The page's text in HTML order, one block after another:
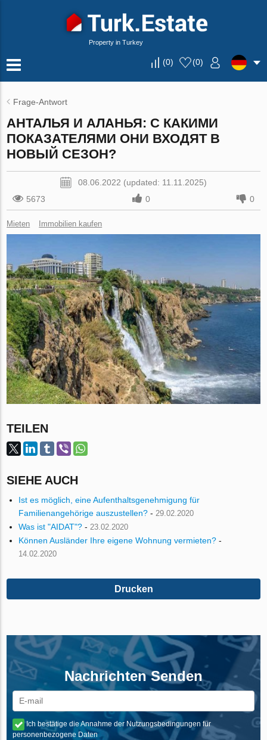
Property in Turkey
(0) (0)
Frage-Antwort
АНТАЛЬЯ И АЛАНЬЯ: С КАКИМИ
ПОКАЗАТЕЛЯМИ ОНИ ВХОДЯТ В
НОВЫЙ СЕЗОН?
08.06.2022 (updated: 11.11.2025)
5673
0 0
Mieten Immobilien kaufen
TEILEN
SIEHE AUCH
Ist es möglich, eine Aufenthaltsgenehmigung für
Familienangehörige auszustellen? - 29.02.2020
Was ist "AIDAT"? - 23.02.2020
Können Ausländer Ihre eigene Wohnung vermieten? -
14.02.2020
Drucken
Nachrichten Senden
Ich bestätige die Annahme der Nutzungsbedingungen für
personenbezogene Daten